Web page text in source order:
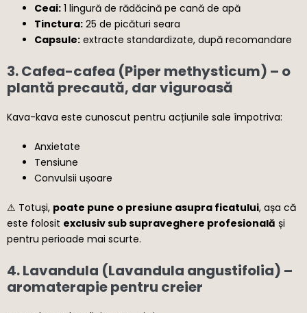
Ceai: 1 lingură de rădăcină pe cană de apă
Tinctura: 25 de picături seara
Capsule: extracte standardizate, după recomandare
3.Cafea-cafea (Piper methysticum) – o
plantă precaută, dar viguroasă
Kava-kava este cunoscut pentru acțiunile sale împotriva:
Anxietate
Tensiune
Convulsii ușoare
⚠ Totuși, poate pune o presiune asupra ficatului, așa că
este folosit exclusiv sub supraveghere profesională și
pentru perioade mai scurte.
4.Lavandula (Lavandula angustifolia) –
aromaterapie pentru creier